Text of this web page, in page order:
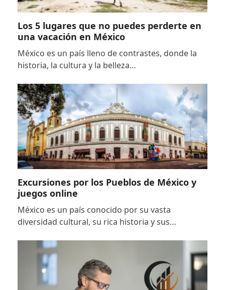
Los 5 lugares que no puedes perderte en
una vacación en México
México es un país lleno de contrastes, donde la
historia, la cultura y la belleza…
Excursiones por los Pueblos de México y
juegos online
México es un país conocido por su vasta
diversidad cultural, su rica historia y sus…